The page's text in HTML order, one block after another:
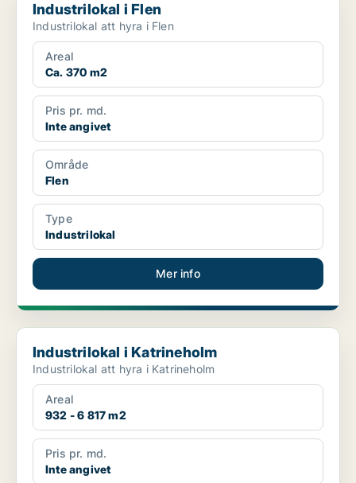
Industrilokal i Flen
Industrilokal att hyra i Flen
Areal
Ca. 370 m2
Pris pr. md.
Inte angivet
Område
Flen
Type
Industrilokal
Mer info
Industrilokal i Katrineholm
Industrilokal i Katrineholm
Industrilokal att hyra i Katrineholm
Areal
932 - 6 817 m2
Pris pr. md.
Inte angivet